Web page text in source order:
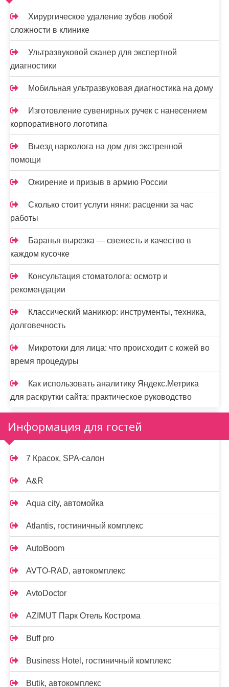
и
с
я
м
Хирургическое удаление зубов любой
сложности в клинике
Ультразвуковой сканер для экспертной
диагностики
Мобильная ультразвуковая диагностика на дому
Изготовление сувенирных ручек с нанесением
корпоративного логотипа
Выезд нарколога на дом для экстренной
помощи
Ожирение и призыв в армию России
Сколько стоит услуги няни: расценки за час
работы
Баранья вырезка — свежесть и качество в
каждом кусочке
Консультация стоматолога: осмотр и
рекомендации
Классический маникюр: инструменты, техника,
долговечность
Микротоки для лица: что происходит с кожей во
время процедуры
Как использовать аналитику Яндекс.Метрика
для раскрутки сайта: практическое руководство
Информация для гостей
7 Красок, SPA-салон
A&R
Aqua city, автомойка
Atlantis, гостиничный комплекс
AutoBoom
AVTO-RAD, автокомплекс
AvtoDoctor
AZIMUT Парк Отель Кострома
Buff pro
Business Hotel, гостиничный комплекс
Butik, автокомплекс